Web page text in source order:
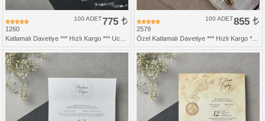
1260
775
100 ADET
2579
855
100 ADET